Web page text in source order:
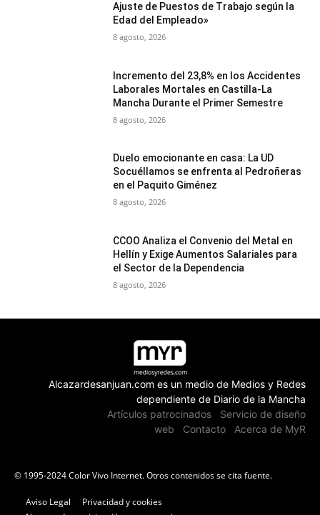
Ajuste de Puestos de Trabajo según la
Edad del Empleado»
8 agosto, 2026
Incremento del 23,8% en los Accidentes
Laborales Mortales en Castilla-La
Mancha Durante el Primer Semestre
8 agosto, 2026
Duelo emocionante en casa: La UD
Socuéllamos se enfrenta al Pedroñeras
en el Paquito Giménez
8 agosto, 2026
CCOO Analiza el Convenio del Metal en
Hellín y Exige Aumentos Salariales para
el Sector de la Dependencia
8 agosto, 2026
Alcazardesanjuan.com es un medio de Medios y Redes
dependiente de Diario de la Mancha
Artículos patrocinados
Servicio de diseño
web
Contacto Acerca de MyR
© 1995-2024 Color Vivo Internet. Otros contenidos se cita fuente.
Aviso Legal
Privacidad y cookies